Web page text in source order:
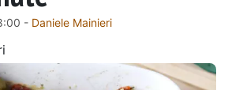
- Daniele Mainieri